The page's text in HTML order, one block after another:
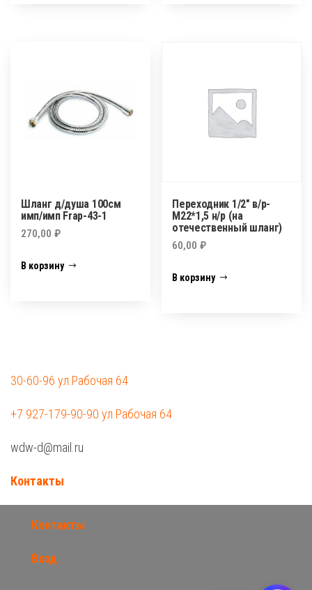
Шланг д/душа 100см
имп/имп Frap-43-1
270,00 ₽
В корзину
Переходник 1/2″ в/р-
М22*1,5 н/р (на
отечественный шланг)
60,00₽
В корзину
30-60-96 ул.Рабочая 64
+7 927-179-90-90 ул.Рабочая 64
wdw-d@mail.ru
Контакты
Контакты
Вход